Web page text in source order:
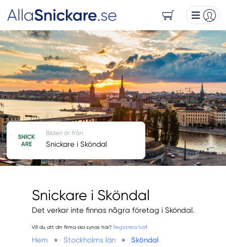
Snickare i Sköndal
Det verkar inte finnas några företag i Sköndal.
Vill du att din firma ska synas här? Registrera här!
Hem » Stockholms län » Sköndal
Bilden är från
Snickare i Sköndal